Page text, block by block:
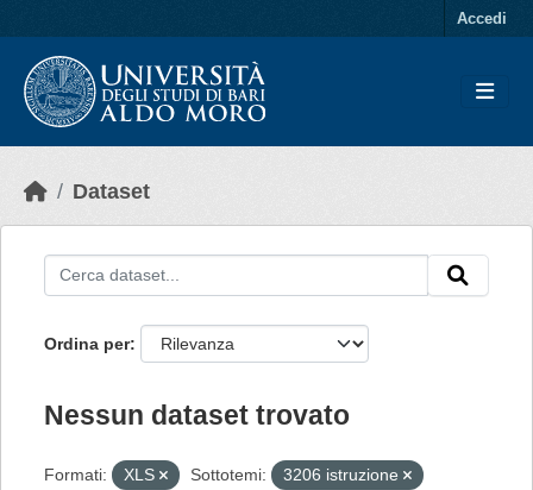
Accedi
Dataset
Ordina per
Nessun dataset trovato
Formati: XLS Sottotemi:
3206 istruzione